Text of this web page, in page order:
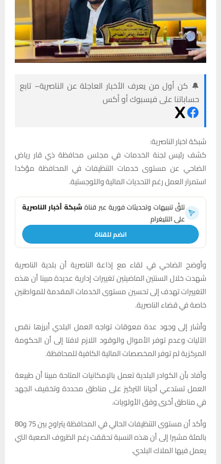
🔔 كن أول من يعرف الأخبار العاجلة عن الناصرية– تابع
حساباتنا على فيسبوك أو أكس
شبكة اخبار الناصرية:
كشف رئيس لجنة الخدمات في مجلس محافظة ذي قار رياض
الضاحي عن مستوى خدمات التنظيفات في المحافظة مؤكدا
استمرار العمل رغم التحديات المالية واللوجستية.
تلقَّ تنبيهات وتحديثات فورية عبر قناةشبكة أخبار الناصرية
على التليغرام
انضم للقناة
وأوضح الضاحي في لقاء مع إذاعة الناصرية أن بلدية الناصرية
شهدت خلال السنتين الماضيتين تغييرات إدارية عديدة مبينا أن هذه
التغييرات تهدف إلى تحسين مستوى الخدمات المقدمة للمواطنين
خاصة في قضاء الناصرية.
وأشار إلى وجود عدة معوقات تواجه العمل البلدي أبرزها نقص
الآليات وعدم توفر الأموال والوقود اللازم لافتا إلى أن الحكومة
المركزية لم توفر المخصصات المالية الكافية للمحافظة.
وأفاد بأن الكوادر البلدية تعمل بالإمكانيات المتاحة مبينا أن طبيعة
العمل تستدعي أحيانا التركيز على مناطق محددة وتخفيف الجهد
في مناطق أخرى وفق الأولويات.
وأكد أن مستوى التنظيفات الحالي في المحافظة يتراوح بين 75 و80
بالمئة مشيرا إلى أن هذه النسبة تحققت رغم الظروف الصعبة التي
يعمل فيها الملاك البلدي.